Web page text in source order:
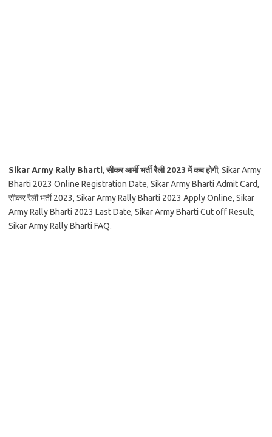
Sikar Army Rally Bharti,सीकर आर्मी भर्ती रैली 2023 में कब होगी, Sikar Army
Bharti 2023 Online Registration Date, Sikar Army Bharti Admit Card,
सीकर रैली भर्ती 2023, Sikar Army Rally Bharti 2023 Apply Online, Sikar
Army Rally Bharti 2023 Last Date, Sikar Army Bharti Cut off Result,
Sikar Army Rally Bharti FAQ.